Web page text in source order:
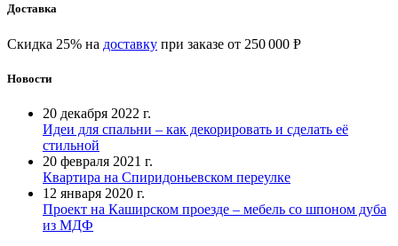
Доставка
Скидка 25% на доставку при заказе от 250 000 Ᵽ
Новости
20 декабря 2022 г.
Идеи для спальни – как декорировать и сделать её
стильной
20 февраля 2021 г.
Квартира на Спиридоньевском переулке
12 января 2020 г.
Проект на Каширском проезде – мебель со шпоном дуба
из МДФ